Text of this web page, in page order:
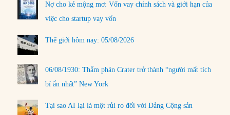
Nợ cho kẻ mộng mơ: Vốn vay chính sách và giới hạn của
việc cho startup vay vốn
Thế giới hôm nay: 05/08/2026
06/08/1930: Thẩm phán Crater trở thành “người mất tích
bí ẩn nhất” New York
Tại sao AI lại là một rủi ro đối với Đảng Cộng sản